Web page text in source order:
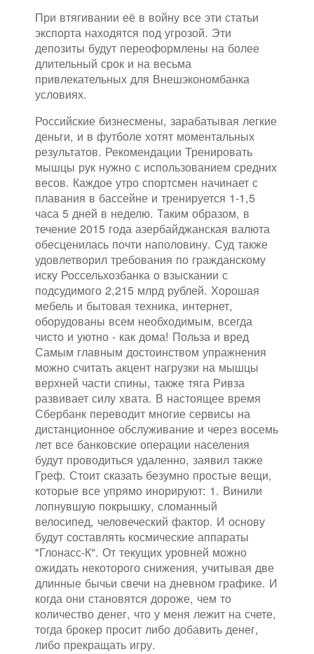
При втягивании её в войну все эти статьи
экспорта находятся под угрозой. Эти
депозиты будут переоформлены на более
длительный срок и на весьма
привлекательных для Внешэкономбанка
условиях.
Российские бизнесмены, зарабатывая легкие
деньги, и в футболе хотят моментальных
результатов. Рекомендации Тренировать
мышцы рук нужно с использованием средних
весов. Каждое утро спортсмен начинает с
плавания в бассейне и тренируется 1-1,5
часа 5 дней в неделю. Таким образом, в
течение 2015 года азербайджанская валюта
обесценилась почти наполовину. Суд также
удовлетворил требования по гражданскому
иску Россельхозбанка о взыскании с
подсудимого 2,215 млрд рублей. Хорошая
мебель и бытовая техника, интернет,
оборудованы всем необходимым, всегда
чисто и уютно - как дома! Польза и вред
Самым главным достоинством упражнения
можно считать акцент нагрузки на мышцы
верхней части спины, также тяга Ривза
развивает силу хвата. В настоящее время
Сбербанк переводит многие сервисы на
дистанционное обслуживание и через восемь
лет все банковские операции населения
будут проводиться удаленно, заявил также
Греф. Стоит сказать безумно простые вещи,
которые все упрямо инорируют: 1. Винили
лопнувшую покрышку, сломанный
велосипед, человеческий фактор. И основу
будут составлять космические аппараты
"Глонасс-К". От текущих уровней можно
ожидать некоторого снижения, учитывая две
длинные бычьи свечи на дневном графике. И
когда они становятся дороже, чем то
количество денег, что у меня лежит на счете,
тогда брокер просит либо добавить денег,
либо прекращать игру.